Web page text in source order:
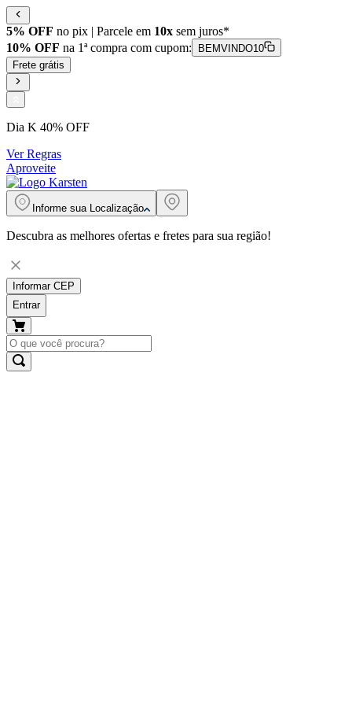
5% OFF no pix | Parcele em 10x sem juros*
10% OFF na 1ª compra com cupom:
BEMVINDO10
Frete grátis
Dia K 40% OFF
Ver Regras
Aproveite
Informe sua Localização
Descubra as melhores ofertas e fretes para sua região!
Informar CEP
Entrar